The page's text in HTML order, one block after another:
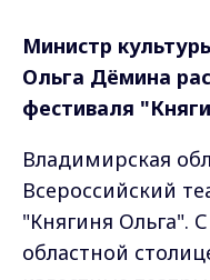
Министр
Ольга Дёмина
фестиваля
Владимирская
Всероссийский
"Княгиня Ольга".
областной